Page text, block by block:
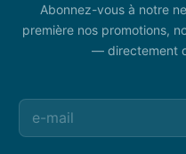
Abonnez-vous à notre
première nos promotions,
— directement